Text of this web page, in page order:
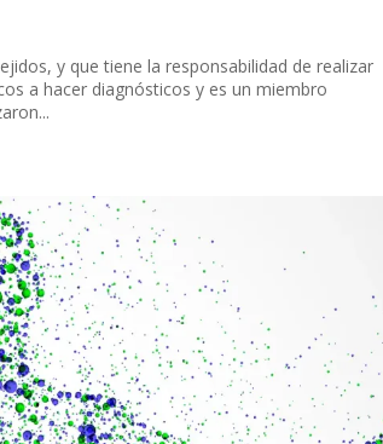
y que tiene la responsabilidad de realizar
a hacer diagnósticos y es un miembro